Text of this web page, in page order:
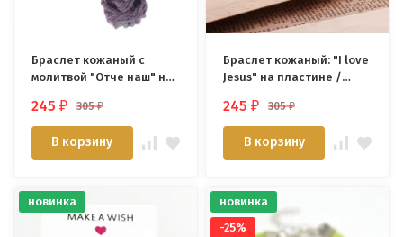
Браслет кожаный с
молитвой "Отче наш" на
цвета/
245₽ 305₽
В корзину
Браслет кожаный: "I love
Jesus" на пластине /
245₽ 305₽
В корзину
новинка
новинка
-25%